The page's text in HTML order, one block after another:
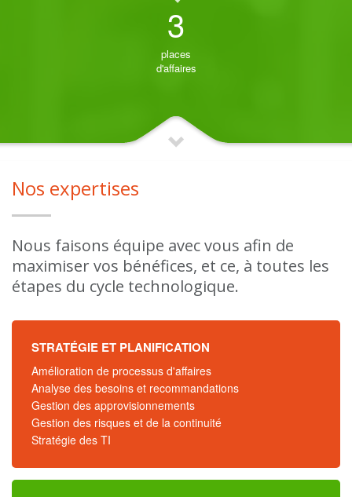
3
places
d'affaires
Nos expertises
Nous faisons équipe avec vous afin de
maximiser vos bénéfices, et ce, à toutes les
étapes du cycle technologique.
STRATÉGIE ET PLANIFICATION
Amélioration de processus d'affaires
Analyse des besoins et recommandations
Gestion des approvisionnements
Gestion des risques et de la continuité
Stratégie des TI